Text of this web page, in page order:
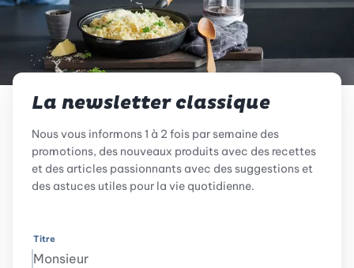
La newsletter classique
Nous vous informons 1 à 2 fois par semaine des
promotions, des nouveaux produits avec des recettes
et des articles passionnants avec des suggestions et
des astuces utiles pour la vie quotidienne.
Titre
Monsieur